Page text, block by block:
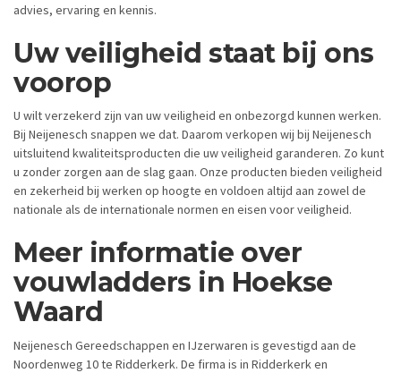
advies, ervaring en kennis.
Uw veiligheid staat bij ons
voorop
U wilt verzekerd zijn van uw veiligheid en onbezorgd kunnen werken.
Bij Neijenesch snappen we dat. Daarom verkopen wij bij Neijenesch
uitsluitend kwaliteitsproducten die uw veiligheid garanderen. Zo kunt
u zonder zorgen aan de slag gaan. Onze producten bieden veiligheid
en zekerheid bij werken op hoogte en voldoen altijd aan zowel de
nationale als de internationale normen en eisen voor veiligheid.
Meer informatie over
vouwladders in Hoekse
Waard
Neijenesch Gereedschappen en IJzerwaren is gevestigd aan de
Noordenweg 10 te Ridderkerk. De firma is in Ridderkerk en